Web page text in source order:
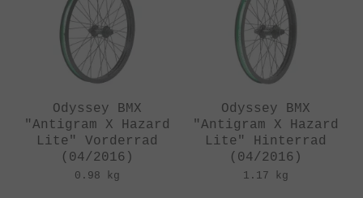
Odyssey BMX
"Antigram X Hazard
Lite" Vorderrad
(04/2016)
0.98 kg
Odyssey BMX
"Antigram X Hazard
Lite" Hinterrad
(04/2016)
1.17 kg